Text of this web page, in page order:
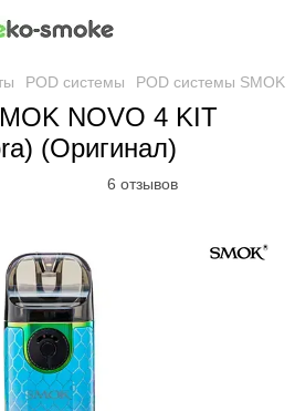
POD системы POD системы SMOK
NOVO 4 KIT
(Оригинал)
6 отзывов